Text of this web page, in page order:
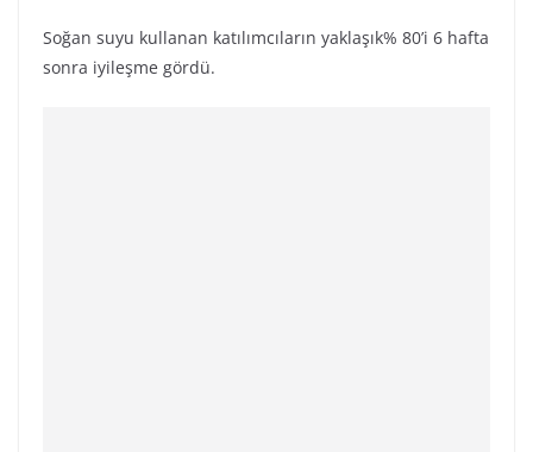
Soğan suyu kullanan katılımcıların yaklaşık% 80’i 6 hafta
sonra iyileşme gördü.